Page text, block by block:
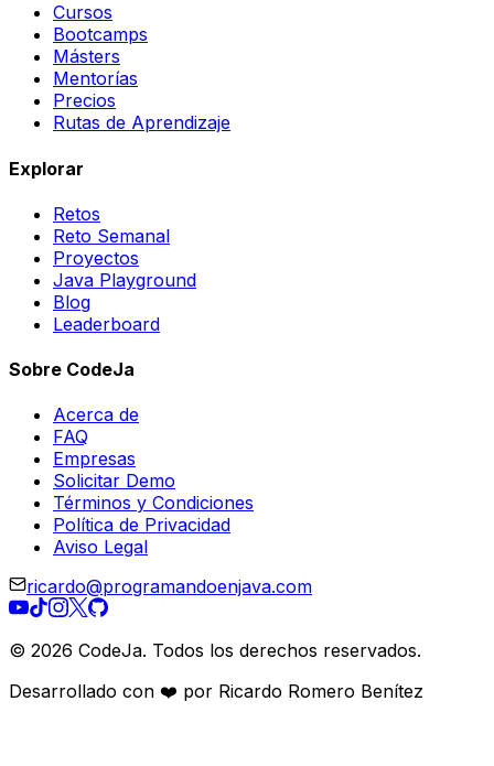
Cursos
Bootcamps
Másters
Mentorías
Precios
Rutas de Aprendizaje
Explorar
Retos
Reto Semanal
Proyectos
Java Playground
Blog
Leaderboard
Sobre CodeJa
Acerca de
FAQ
Empresas
Solicitar Demo
Términos y Condiciones
Política de Privacidad
Aviso Legal
ricardo@programandoenjava.com
© 2026 CodeJa. Todos los derechos reservados.
Desarrollado con ❤️ por Ricardo Romero Benítez